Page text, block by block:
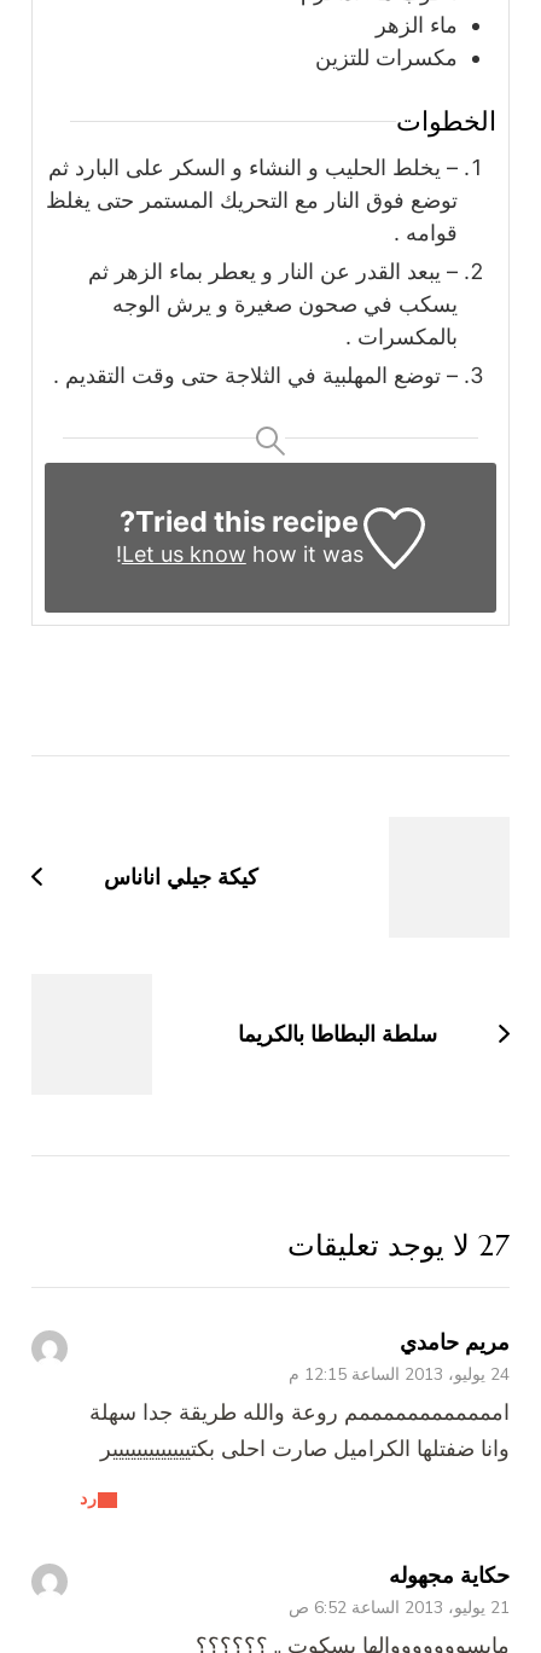
ماء الزهر
مكسرات للتزين
الخطوات
– يخلط الحليب و النشاء و السكر على البارد ثم
توضع فوق النار مع التحريك المستمر حتى يغلظ
قوامه .
– يبعد القدر عن النار و يعطر بماء الزهر ثم
يسكب في صحون صغيرة و يرش الوجه
بالمكسرات .
– توضع المهلبية في الثلاجة حتى وقت التقديم .
Tried this recipe?
Let us know how it was!
كيكة جيلي اناناس
سلطة البطاطا بالكريما
27 لا يوجد تعليقات
مريم حامدي
24 يوليو، 2013 الساعة 12:15 م
رد
اممممممممممممم روعة والله طريقة جدا سهلة
وانا ضفتلها الكراميل صارت احلى بكتييييييييييييير
حكاية مجهوله
21 يوليو، 2013 الساعة 6:52 ص
مايسوووووووالها بسكوت .. ؟؟؟؟؟؟